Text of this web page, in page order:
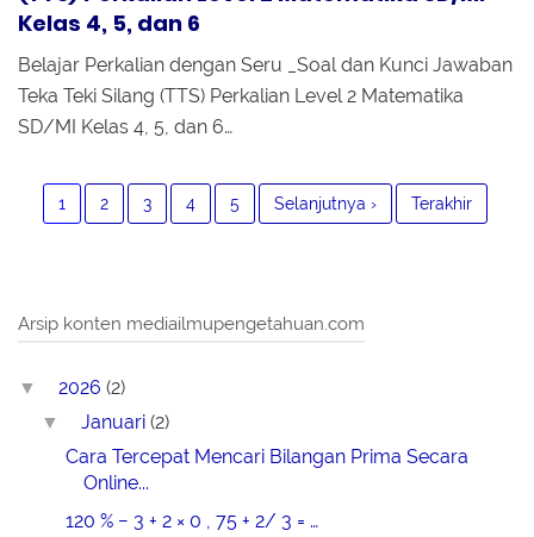
Kelas 4, 5, dan 6
Belajar Perkalian dengan Seru _Soal dan Kunci Jawaban
Teka Teki Silang (TTS) Perkalian Level 2 Matematika
SD/MI Kelas 4, 5, dan 6…
1 2 3 4 5 Selanjutnya › Terakhir
Arsip konten mediailmupengetahuan.com
▼ 2026 (2)
▼ Januari(2)
Cara Tercepat Mencari Bilangan Prima Secara
Online...
120 % − 3 + 2 × 0 , 75 + 2/ 3 = …